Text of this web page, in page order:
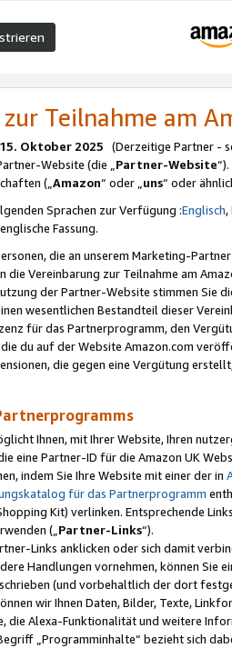
Teilnahme am
15. Oktober 2025 (Derzeitige Partner -
Website (die „Partner-Website
(„Amazon“ oder „uns“ oder
Sprachen zur Verfügung :Englisch,
Fassung.
die an unserem Marketing-
die Vereinbarung zur Teilnahme am
der Partner-Website stimmen Sie
wesentlichen Bestandteil dieser
für das Partnerprogramm, den
du auf der Website Amazon.com
die gegen eine Vergütung
Ihnen, mit Ihrer Website, Ihren
eine Partner-ID für die Amazon UK
indem Sie Ihre Website mit einer der in
für das Partnerprogramm
Kit) verlinken. Entsprechende
(„ Partner-Links“).
Links anklicken oder sich damit
Handlungen vornehmen, können Sie
(und vorbehaltlich der dort
wir Ihnen Daten, Bilder, Texte,
die Alexa-Funktionalität und weitere
„Programminhalte“ bezieht sich